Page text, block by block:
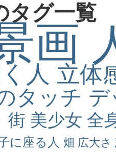
タグ一覧
画
人 立体
タッチ
街 美少女 全
に座る人 畑 広大さ